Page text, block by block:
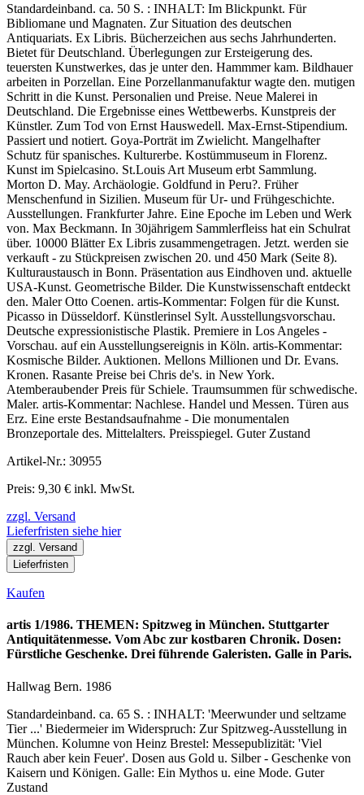
Standardeinband. ca. 50 S. : INHALT: Im Blickpunkt. Für
Bibliomane und Magnaten. Zur Situation des deutschen
Antiquariats. Ex Libris. Bücherzeichen aus sechs Jahrhunderten.
Bietet für Deutschland. Überlegungen zur Ersteigerung des.
teuersten Kunstwerkes, das je unter den. Hammmer kam. Bildhauer
arbeiten in Porzellan. Eine Porzellanmanufaktur wagte den. mutigen
Schritt in die Kunst. Personalien und Preise. Neue Malerei in
Deutschland. Die Ergebnisse eines Wettbewerbs. Kunstpreis der
Künstler. Zum Tod von Ernst Hauswedell. Max-Ernst-Stipendium.
Passiert und notiert. Goya-Porträt im Zwielicht. Mangelhafter
Schutz für spanisches. Kulturerbe. Kostümmuseum in Florenz.
Kunst im Spielcasino. St.Louis Art Museum erbt Sammlung.
Morton D. May. Archäologie. Goldfund in Peru?. Früher
Menschenfund in Sizilien. Museum für Ur- und Frühgeschichte.
Ausstellungen. Frankfurter Jahre. Eine Epoche im Leben und Werk
von. Max Beckmann. In 30jährigem Sammlerfleiss hat ein Schulrat
über. 10000 Blätter Ex Libris zusammengetragen. Jetzt. werden sie
verkauft - zu Stückpreisen zwischen 20. und 450 Mark (Seite 8).
Kulturaustausch in Bonn. Präsentation aus Eindhoven und. aktuelle
USA-Kunst. Geometrische Bilder. Die Kunstwissenschaft entdeckt
den. Maler Otto Coenen. artis-Kommentar: Folgen für die Kunst.
Picasso in Düsseldorf. Künstlerinsel Sylt. Ausstellungsvorschau.
Deutsche expressionistische Plastik. Premiere in Los Angeles -
Vorschau. auf ein Ausstellungsereignis in Köln. artis-Kommentar:
Kosmische Bilder. Auktionen. Mellons Millionen und Dr. Evans.
Kronen. Rasante Preise bei Chris de's. in New York.
Atemberaubender Preis für Schiele. Traumsummen für schwedische.
Maler. artis-Kommentar: Nachlese. Handel und Messen. Türen aus
Erz. Eine erste Bestandsaufnahme - Die monumentalen
Bronzeportale des. Mittelalters. Preisspiegel. Guter Zustand
Artikel-Nr.: 30955
Preis: 9,30 € inkl. MwSt.
zzgl. Versand
Lieferfristen siehe hier
zzgl. Versand
Lieferfristen
Kaufen
artis 1/1986. THEMEN: Spitzweg in München. Stuttgarter
Antiquitätenmesse. Vom Abc zur kostbaren Chronik. Dosen:
Fürstliche Geschenke. Drei führende Galeristen. Galle in Paris.
Hallwag Bern. 1986
Standardeinband. ca. 65 S. : INHALT: 'Meerwunder und seltzame
Tier ...' Biedermeier im Widerspruch: Zur Spitzweg-Ausstellung in
München. Kolumne von Heinz Brestel: Messepublizität: 'Viel
Rauch aber kein Feuer'. Dosen aus Gold u. Silber - Geschenke von
Kaisern und Königen. Galle: Ein Mythos u. eine Mode. Guter
Zustand